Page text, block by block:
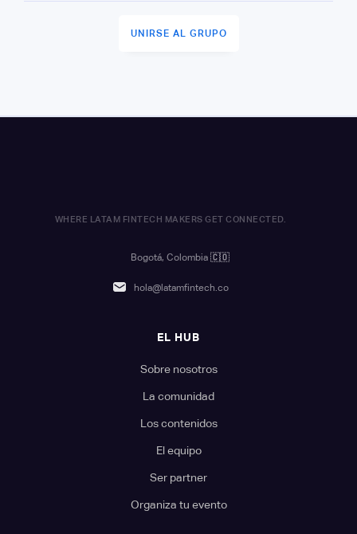
UNIRSE AL GRUPO
WHERE LATAM FINTECH MAKERS GET CONNECTED.
Bogotá, Colombia 🇨🇴
hola@latamfintech.co
EL HUB
Sobre nosotros
La comunidad
Los contenidos
El equipo
Ser partner
Organiza tu evento